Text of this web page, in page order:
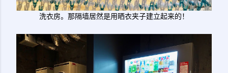
洗衣房。那隔墙居然是用晒衣夹子建立起来的！